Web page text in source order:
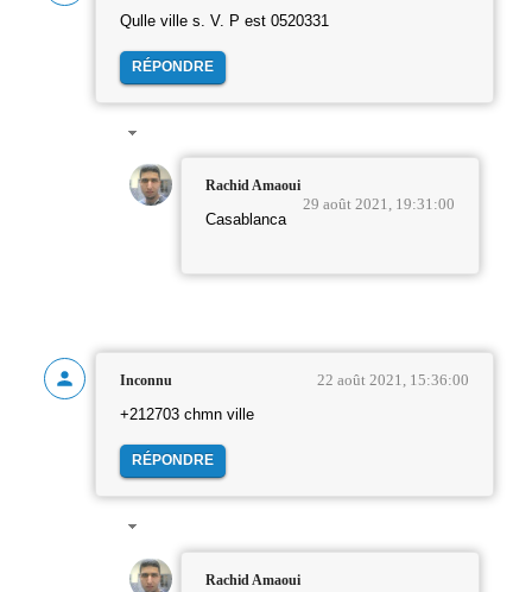
Qulle ville s. V. P est 0520331
RÉPONDRE
Rachid Amaoui
29 août 2021, 19:31:00
Casablanca
Inconnu 22 août 2021, 15:36:00
+212703 chmn ville
RÉPONDRE
Rachid Amaoui